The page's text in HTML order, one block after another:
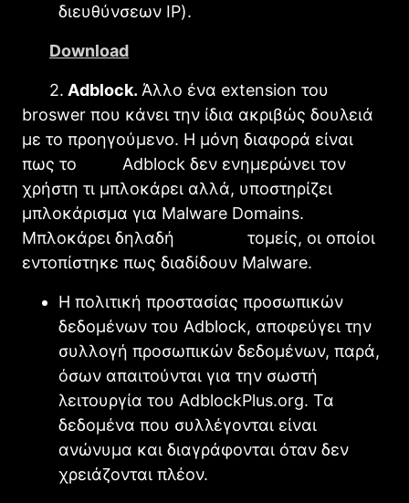
διευθύνσεων IP).
Download
2. Adblock. Άλλο ένα extension του
broswer που κάνει την ίδια ακριβώς δουλειά
με το προηγούμενο. Η μόνη διαφορά είναι
πως το Adblock δεν ενημερώνει τον
χρήστη τι μπλοκάρει αλλά, υποστηρίζει
μπλοκάρισμα για Malware Domains.
Μπλοκάρει δηλαδή τομείς, οι οποίοι
εντοπίστηκε πως διαδίδουν Malware.
Η πολιτική προστασίας προσωπικών
δεδομένων του Adblock, αποφεύγει την
συλλογή προσωπικών δεδομένων, παρά,
όσων απαιτούνται για την σωστή
λειτουργία του AdblockPlus.org. Τα
δεδομένα που συλλέγονται είναι
ανώνυμα και διαγράφονται όταν δεν
χρειάζονται πλέον.